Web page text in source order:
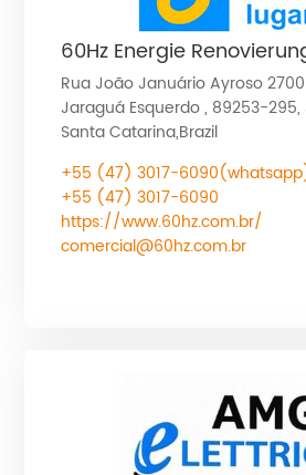
60Hz Energie
Rua João Januário Ayroso
Jaraguá Esquerdo , 89253-
Santa Catarina,Brazil
+55 (47) 3017-
+55 (47) 3017-6090
https://www.60hz.com.br/
comercial@60hz.com.br